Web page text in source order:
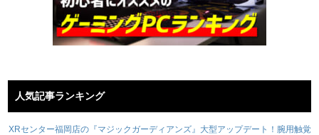
人気記事ランキング
XRセンター福岡店の『マジックガーディアンズ』大型アップデート！腕用触覚